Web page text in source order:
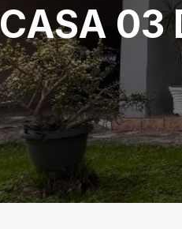
CASA 03